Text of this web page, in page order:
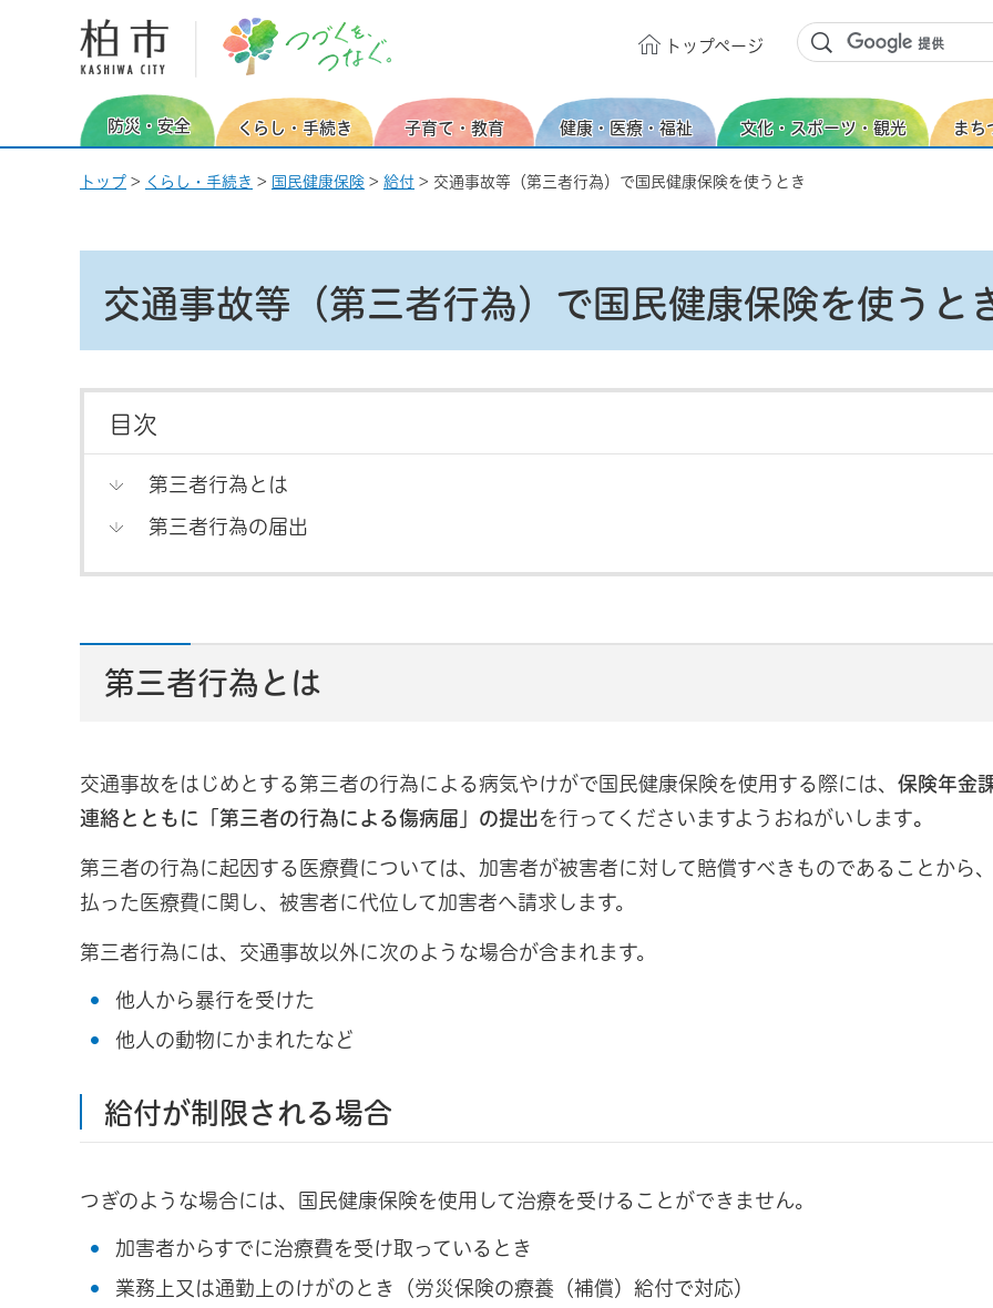
柏市 つづくを、つなぐ。
トップページ
防災・安全 くらし・手続き 子育て・教育 健康・医療・福祉 文化・スポーツ・観光 まち
トップ > くらし・手続き > 国民健康保険 > 給付 > 交通事故等（第三者行為）で国民健康保険を使うとき
交通事故等（第三者行為）で国民健康保険を使うと
目次
第三者行為とは
第三者行為の届出
第三者行為とは
交通事故をはじめとする第三者の行為による病気やけがで国民健康保険を使用する際には、 保険年金
連絡とともに「第三者の行為による傷病届」の提出を行ってくださいますようおねがいします。
第三者の行為に起因する医療費については、加害者が被害者に対して賠償すべきものであることから
払った医療費に関し、被害者に代位して加害者へ請求します。
第三者行為には、交通事故以外に次のような場合が含まれます。
他人から暴行を受けた
他人の動物にかまれたなど
給付が制限される場合
つぎのような場合には、国民健康保険を使用して治療を受けることができません。
加害者からすでに治療費を受け取っているとき
業務上又は通勤上のけがのとき（労災保険の療養（補償）給付で対応）